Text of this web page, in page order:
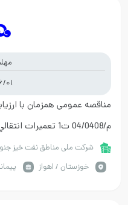
01
مناقصه عمومی همزمان با
واقع در شهرک نفت مرحله دوم سال
شرکت ملی مناطق نفت خیز
خوزستان / اهواز